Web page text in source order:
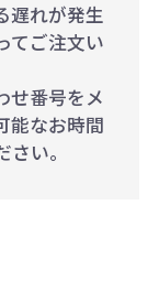
遅れが発生
てご注文い
せ番号をメ
能なお時間
い。